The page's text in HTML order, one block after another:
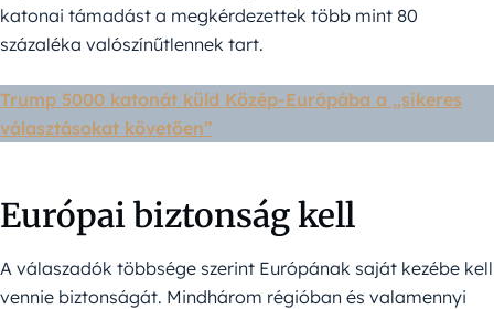
katonai támadást a megkérdezettek több mint 80
százaléka valószínűtlennek tart.
Trump 5000 katonát küld Közép-Európába a „sikeres
választásokat követően”
Európai biztonság kell
A válaszadók többsége szerint Európának saját kezébe kell
vennie biztonságát. Mindhárom régióban és valamennyi